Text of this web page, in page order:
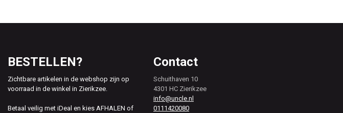
BESTELLEN?
Zichtbare artikelen in de webshop zijn op
voorraad in de winkel in Zierikzee.
Betaal veilig met iDeal en kies AFHALEN of
Contact
Schuithaven 10
4301 HC Zierikzee
info@uncle.nl
0111420080